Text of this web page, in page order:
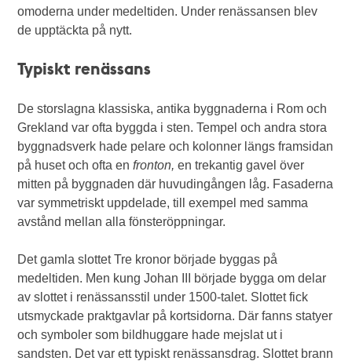
omoderna under medeltiden. Under renässansen blev
de upptäckta på nytt.
Typiskt renässans
De storslagna klassiska, antika byggnaderna i Rom och
Grekland var ofta byggda i sten. Tempel och andra stora
byggnadsverk hade pelare och kolonner längs framsidan
på huset och ofta enfronton, en trekantig gavel över
mitten på byggnaden där huvudingången låg. Fasaderna
var symmetriskt uppdelade, till exempel med samma
avstånd mellan alla fönsteröppningar.
Det gamla slottet Tre kronor började byggas på
medeltiden. Men kung Johan III började bygga om delar
av slottet i renässansstil under 1500-talet. Slottet fick
utsmyckade praktgavlar på kortsidorna. Där fanns statyer
och symboler som bildhuggare hade mejslat ut i
sandsten. Det var ett typiskt renässansdrag. Slottet brann